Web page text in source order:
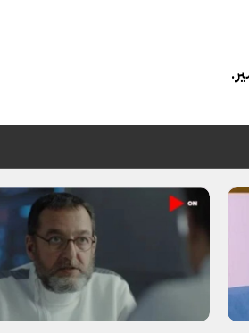
فيديو
ابني بطل وفخورة بيه.. أول